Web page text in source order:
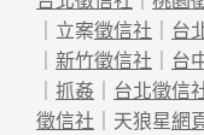
｜立案徵信社 ｜ 台
｜ 新竹徵信社 ｜ 台
｜ 抓姦 ｜ 台北徵信
徵信社 ｜天狼星網